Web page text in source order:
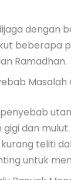
dengan
beberapa
Ramadhan.
Masalah
gigi dan
teliti
untuk